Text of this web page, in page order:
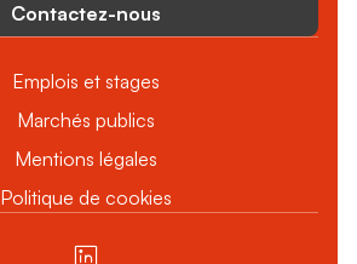
Contactez-nous
Emplois et stages
Marchés publics
Mentions légales
Politique de cookies